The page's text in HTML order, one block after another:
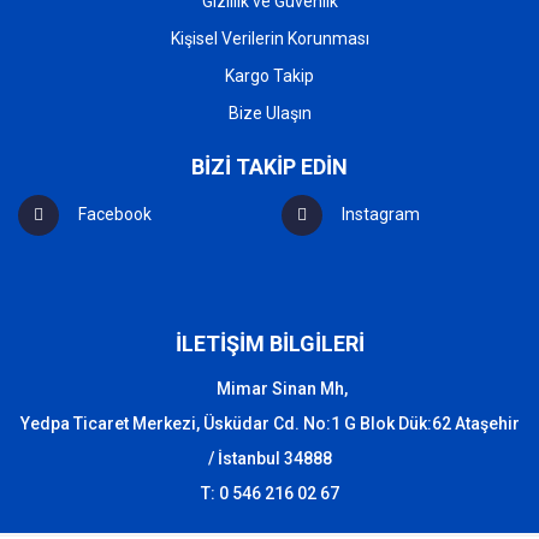
Kişisel Verilerin Korunması
Kargo Takip
Bize Ulaşın
BİZİ TAKİP EDİN
Facebook Instagram
İLETİŞİM BİLGİLERİ
Mimar Sinan Mh,
Yedpa Ticaret Merkezi, Üsküdar Cd. No:1 G Blok Dük:62 Ataşehir
/ İstanbul 34888
T: 0 546 216 02 67